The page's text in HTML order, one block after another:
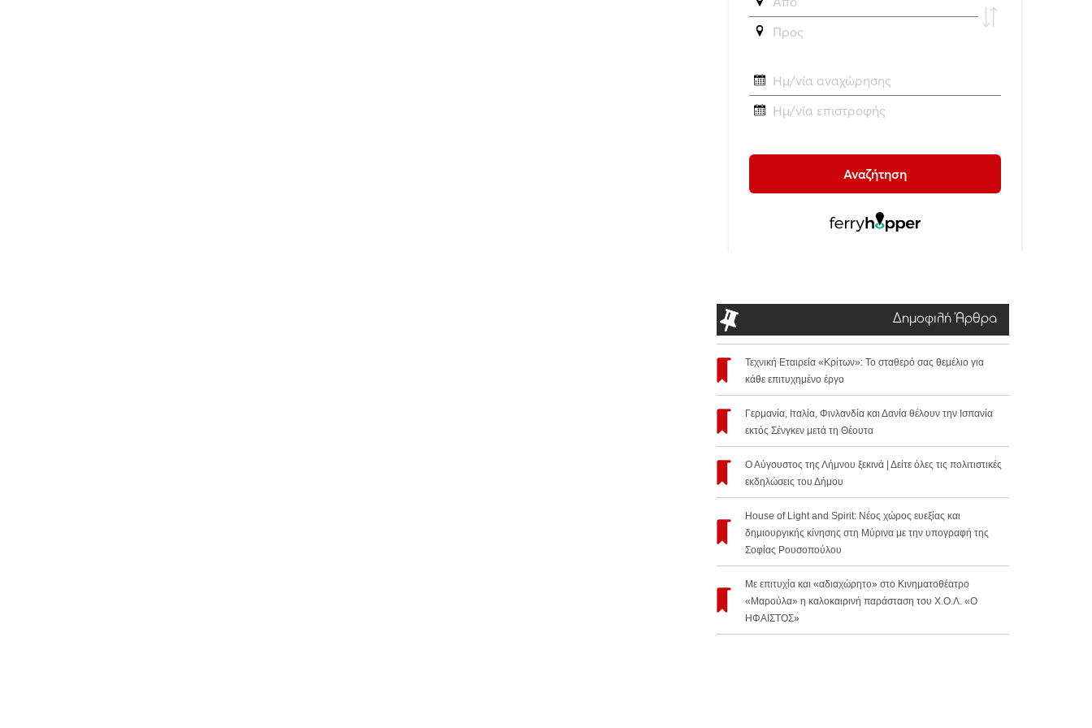
Δημοφιλή Άρθρα
Τεχνική Εταιρεία «Κρίτων»: Το σταθερό σας θεμέλιο για
κάθε επιτυχημένο έργο
Γερμανία, Ιταλία, Φινλανδία και Δανία θέλουν την Ισπανία
εκτός Σένγκεν μετά τη Θέουτα
Ο Αύγουστος της Λήμνου ξεκινά | Δείτε όλες τις πολιτιστικές
εκδηλώσεις του Δήμου
House of Light and Spirit: Νέος χώρος ευεξίας και
δημιουργικής κίνησης στη Μύρινα με την υπογραφή της
Σοφίας Ρουσοπούλου
Με επιτυχία και «αδιαχώρητο» στο Κινηματοθέατρο
«Μαρούλα» η καλοκαιρινή παράσταση του Χ.Ο.Λ. «Ο
ΗΦΑΙΣΤΟΣ»